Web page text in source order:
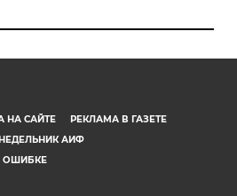
НА САЙТЕ
РЕКЛАМА В ГАЗЕТЕ
АИФ
ОШИБКЕ